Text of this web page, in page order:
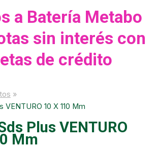
a Batería Metabo
sin interés con
de crédito
VENTURO 10 X 110 Mm
Plus VENTURO
Mm